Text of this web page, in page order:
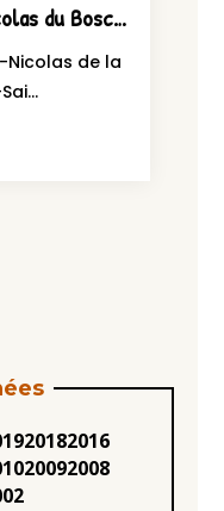
Site de l’église Saint-Nicolas du Bosc-l’Abbé
Nicolas de la
20182016
20092008